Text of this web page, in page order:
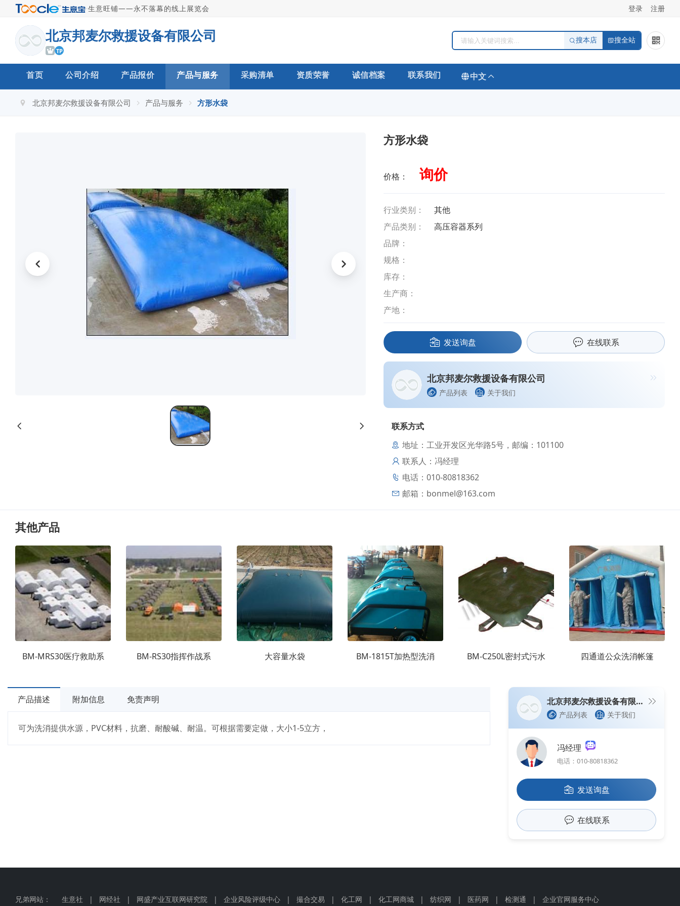
·生意旺铺——永不落幕的线上展览会 登录 注册
北京邦麦尔救援设备有限公司
TP
搜本店 搜全站
首页 公司介绍 产品报价 产品与服务 采购清单 资质荣誉 诚信档案 联系我们 中文
北京邦麦尔救援设备有限公司 产品与服务 方形水袋
方形水袋
价格： 询价
行业类别：
其他
产品类别：
高压容器系列
品牌：
规格：
库存：
生产商：
产地：
发送询盘 在线联系
北京邦麦尔救援设备有限公司
产品列表 关于我们
联系方式
地址：工业开发区光华路5号，邮编：101100
联系人：冯经理
电话：010-80818362
邮箱： bonmel@163.com
其他产品
BM-MRS30医疗救助系 BM-RS30指挥作战系 大容量水袋 BM-1815T加热型洗消 BM-C250L密封式污水 四通道公众洗消帐篷
产品描述 附加信息 免责声明
可为洗消提供水源，PVC材料，抗磨、耐酸碱、耐温。可根据需要定做，大小1-5立方，
北京邦麦尔救援设备有限公司
产品列表 关于我们
冯经理
电话：010-80818362
发送询盘
在线联系
兄弟网站： 生意社 | 网经社 | 网盛产业互联网研究院 | 企业风险评级中心 | 撮合交易 | 化工网 | 化工网商城 | 纺织网 | 医药网 | 检测通 | 企业官网服务中心